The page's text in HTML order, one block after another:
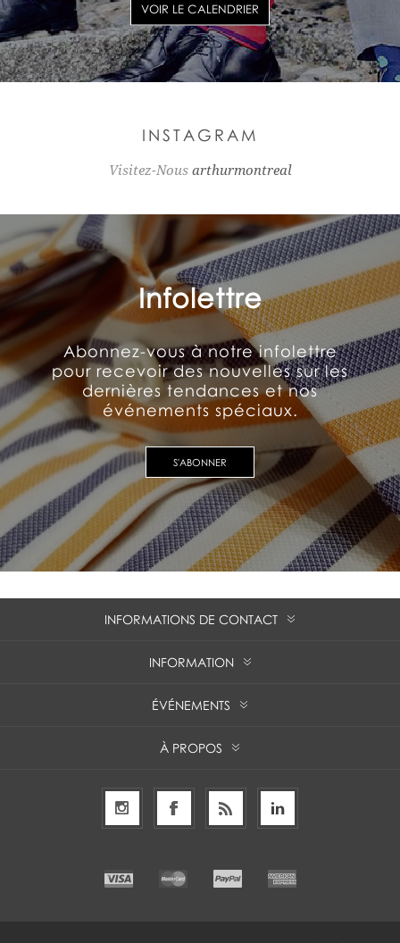
VOIR LE CALENDRIER
INSTAGRAM
Visitez-Nous arthurmontreal
Infolettre
Abonnez-vous à notre infolettre
pour recevoir des nouvelles sur les
dernières tendances et nos
événements spéciaux.
S'ABONNER
INFORMATIONS DE CONTACT
INFORMATION
ÉVÉNEMENTS
À PROPOS